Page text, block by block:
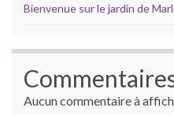
Bienvenue sur le jardin de
Aucun commentaire à